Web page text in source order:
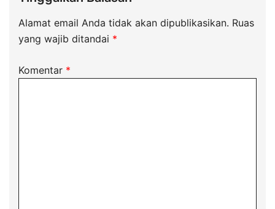
Alamat email Anda tidak akan dipublikasikan. Ruas
yang wajib ditandai *
Komentar *